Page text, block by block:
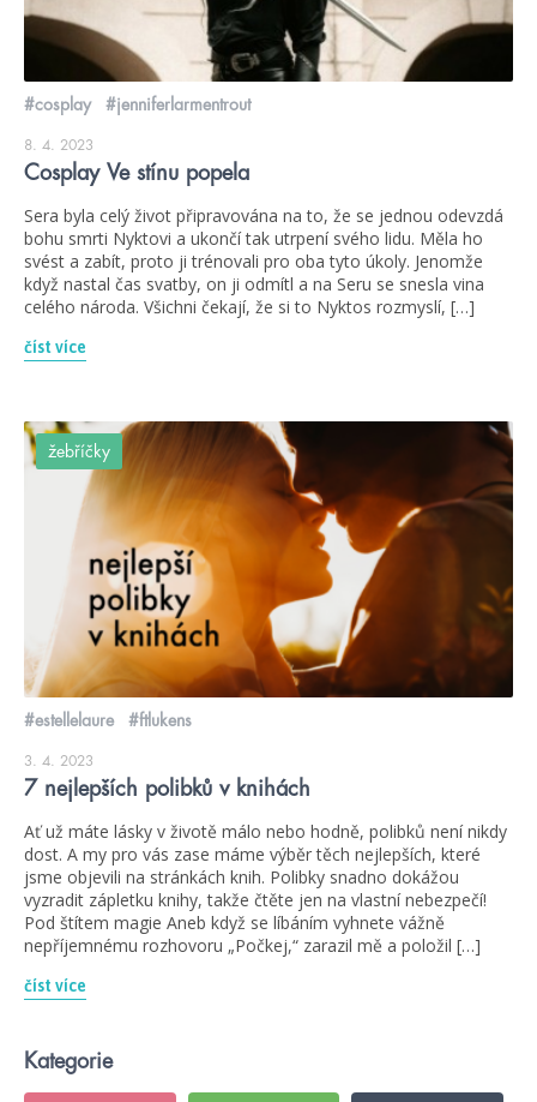
#cosplay #jenniferlarmentrout
8. 4. 2023
Cosplay Ve stínu popela
Sera byla celý život připravována na to, že se jednou odevzdá
bohu smrti Nyktovi a ukončí tak utrpení svého lidu. Měla ho
svést a zabít, proto ji trénovali pro oba tyto úkoly. Jenomže
když nastal čas svatby, on ji odmítl a na Seru se snesla vina
celého národa. Všichni čekají, že si to Nyktos rozmyslí, […]
číst více
žebříčky
#estellelaure #ftlukens
3. 4. 2023
7 nejlepších polibků v knihách
Ať už máte lásky v životě málo nebo hodně, polibků není nikdy
dost. A my pro vás zase máme výběr těch nejlepších, které
jsme objevili na stránkách knih. Polibky snadno dokážou
vyzradit zápletku knihy, takže čtěte jen na vlastní nebezpečí!
Pod štítem magie Aneb když se líbáním vyhnete vážně
nepříjemnému rozhovoru „Počkej,“ zarazil mě a položil […]
číst více
Kategorie